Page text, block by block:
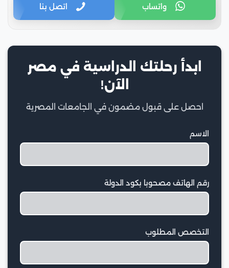
واتساب اتصل بنا
ابدأ رحلتك الدراسية في مصر
الآن!
احصل على قبول مضمون في الجامعات المصرية
الاسم
رقم الهاتف مصحوبا بكود الدولة
التخصص المطلوب